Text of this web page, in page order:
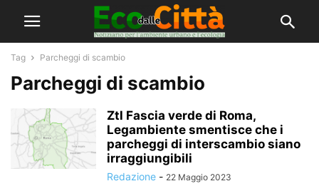
Tag Parcheggi di scambio
Parcheggi di scambio
Ztl Fascia verde di Roma,
Legambiente smentisce che i
parcheggi di interscambio siano
irraggiungibili
Redazione - 22 Maggio 2023